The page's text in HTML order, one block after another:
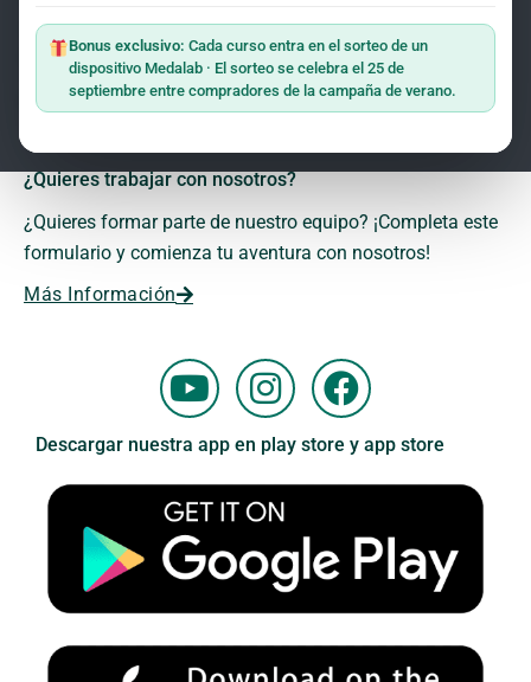
Frecuencias: El lenguaje del universo
1.1 Máster: Terapias Oxidativas
1.3 Frecuencias: El lenguaje del universo
Bonus exclusivo: Cada curso entra en el sorteo de un
dispositivo Medalab · El sorteo se celebra el 25 de
septiembre entre compradores de la campaña de verano.
últimas novedades sobre investigación y eventos sobre el
Dr. Andreas Kalcker y Kalcker Institute.
Más Información
¿Quieres trabajar con nosotros?
¿Quieres formar parte de nuestro equipo? ¡Completa este
formulario y comienza tu aventura con nosotros!
Más Información
Y
o
u
t
u
b
e
I
n
s
t
a
g
r
a
m
F
a
c
e
o
o
k
Descargar nuestra app en play store y app store